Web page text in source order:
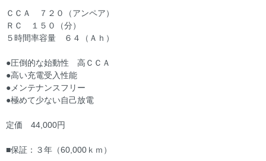
ＣＣＡ ７２０（アンペア）
ＲＣ １５０（分）
５時間率容量 ６４（Ａｈ）
●圧倒的な始動性 高ＣＣＡ
●高い充電受入性能
●メンテナンスフリー
●極めて少ない自己放電
定価 44,000円
■保証：３年（60,000ｋｍ）